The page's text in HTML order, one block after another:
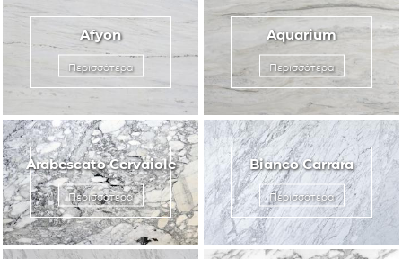
Afyon
Περισσότερα
Aquarium
Περισσότερα
Arabescato Cervaiole
Περισσότερα
Bianco Carrara
Περισσότερα